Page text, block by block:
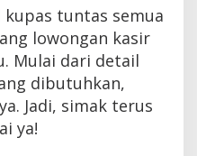
tuntas semua
lowongan kasir
Mulai dari detail
dibutuhkan,
Jadi, simak terus
ya!